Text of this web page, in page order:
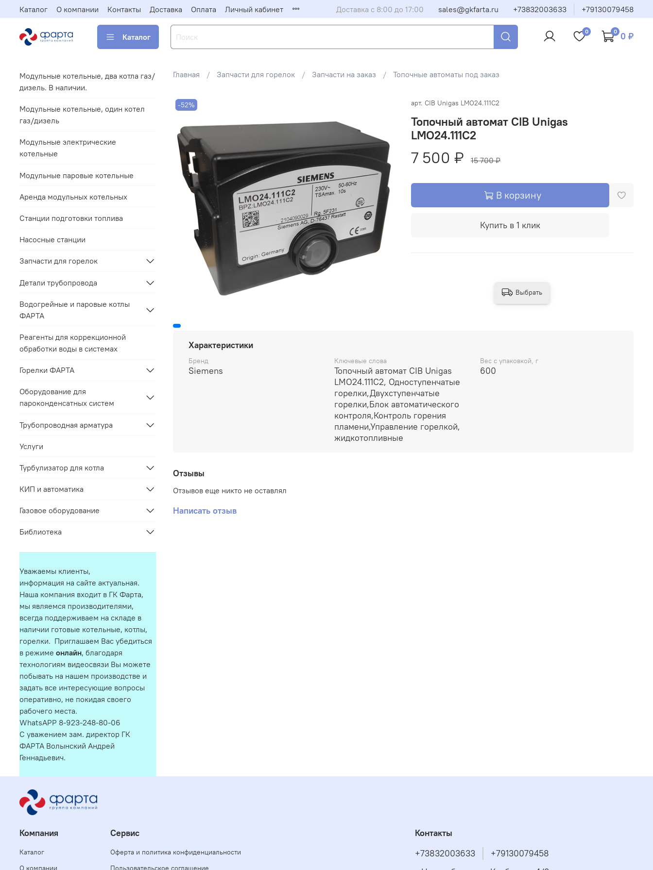
Каталог О компании Контакты Доставка Оплата Личный кабинет Доставка с 8:00 до 17:00 sales@gkfarta.ru +73832003633 +79130079458
Каталог
0 0 0 ₽
Главная Запчасти для горелок Запчасти на заказ Топочные автоматы под заказ
-52% арт. CIB Unigas LMO24.111C2
Топочный автомат CIB Unigas
LMO24.111C2
7 500 ₽ 15 700 ₽
В корзину
Купить в 1 клик
Характеристики
Бренд
Siemens
Ключевые слова
Топочный автомат CIB Unigas
LMO24.111C2, Одноступенчатые
горелки,Двухступенчатые
горелки,Блок автоматического
контроля,Контроль горения
пламени,Управление горелкой,
жидкотопливные
Вес с упаковкой, г
600
Отзывы
Отзывов еще никто не оставлял
Написать отзыв
Выбрать
Модульные котельные, два котла газ/
дизель. В наличии.
Модульные котельные, один котел
газ/дизель
Модульные электрические
котельные
Модульные паровые котельные
Аренда модульных котельных
Станции подготовки топлива
Насосные станции
Запчасти для горелок
Детали трубопровода
Водогрейные и паровые котлы
ФАРТА
Реагенты для коррекционной
обработки воды в системах
Горелки ФАРТА
Оборудование для
пароконденсатных систем
Трубопроводная арматура
Услуги
Турбулизатор для котла
КИП и автоматика
Газовое оборудование
Библиотека
Уважаемы клиенты,
информация на сайте актуальная.
Наша компания входит в ГК Фарта,
мы являемся производителями,
всегда поддерживаем на складе в
наличии готовые котельные, котлы,
горелки. Приглашаем Вас убедиться
в режиме онлайн, благодаря
технологиям видеосвязи Вы можете
побывать на нашем производстве и
задать все интересующие вопросы
оперативно, не покидая своего
рабочего места.
WhatsAPP 8-923-248-80-06
С уважением зам. директор ГК
ФАРТА Волынский Андрей
Геннадьевич.
Компания
Каталог
О компании
Сервис
Оферта и политика конфиденциальности
Пользовательское соглашение
Контакты
+73832003633
+79130079458